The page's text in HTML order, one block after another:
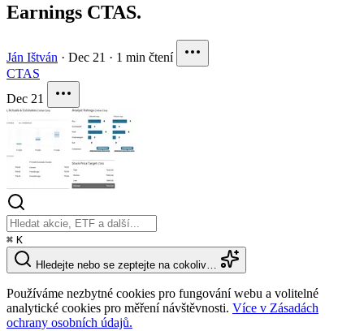
Earnings CTAS.
Ján Ištván · Dec 21 · 1 min čtení
CTAS
Dec 21
⌘ K
Hledejte nebo se zeptejte na cokoliv…
Používáme nezbytné cookies pro fungování webu a volitelné
analytické cookies pro měření návštěvnosti. Více v Zásadách
ochrany osobních údajů.